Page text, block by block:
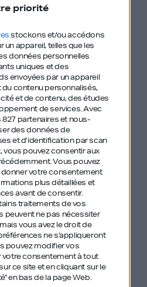
priorité
stockons et/ou accédons
appareil, telles que les
données personnelles
uniques et des
envoyées par un appareil
contenu personnalisés,
et de contenu, des études
de services.Avec
partenaires et nous-
des données de
et d’identification par scan
vous pouvez consentir aux
Vous pouvez
votre consentement
plus détaillées et
avant de consentir.
traitements de vos
peuvent ne pas nécessiter
vous avez le droit de
ne s'appliqueront
pouvez modifier vos
votre consentement à tout
ce site et en cliquant sur le
en bas de la page Web.
eu la vision de créer
tout sur le parcours
en pension pas toujours
crushprofessionnel chez
, son associé de
de JobTeaser. Vous
comment ils l’ont fait
2008 et 2015 avant
fond de 3, 15 et 50 millions.
la méthode “answer first”
et repartirez avec une pile à
chaleureux, transparent,